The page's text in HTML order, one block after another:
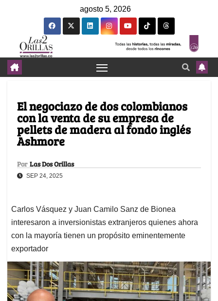
agosto 5, 2026
El negociazo de dos colombianos
con la venta de su empresa de
pellets de madera al fondo inglés
Ashmore
Por Las Dos Orillas
SEP 24, 2025
Carlos Vásquez y Juan Camilo Sanz de Bionea
interesaron a inversionistas extranjeros quienes ahora
con la mayoría tienen un propósito eminentemente
exportador